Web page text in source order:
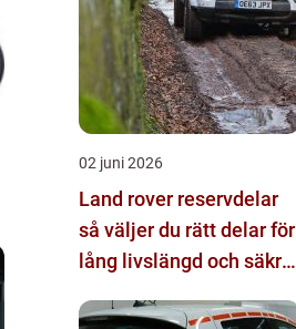
02 juni 2026
Land rover reservdelar
så väljer du rätt delar för
lång livslängd och säkra